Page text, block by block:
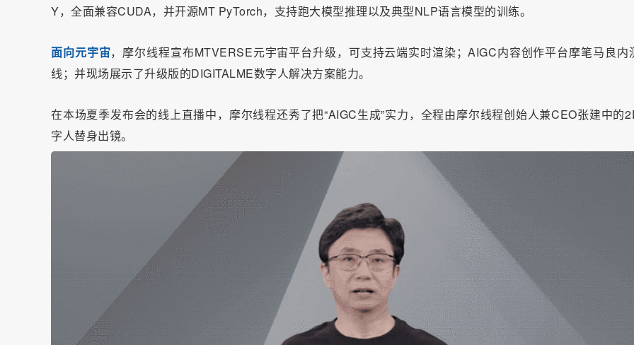
Y，全面兼容CUDA，并开源MT PyTorch，支持跑大模型推理以及典型NLP语言模型的训练。
面向元宇宙，摩尔线程宣布MTVERSE元宇宙平台升级，可支持云端实时渲染；AIGC内容创作平台摩笔马良内
线；并现场展示了升级版的DIGITALME数字人解决方案能力。
在本场夏季发布会的线上直播中，摩尔线程还秀了把“AIGC生成”实力，全程由摩尔线程创始人兼CEO张建中的
字人替身出镜。